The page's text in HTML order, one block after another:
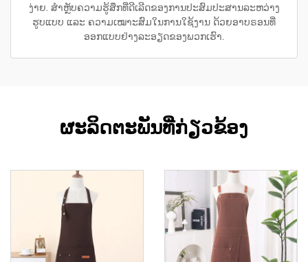
ງ່າຍ. ສຳຫຼັບຄວາມຮູ້ສຶກທີ່ດີເລີດຂອງການປະສົມປະສານລະຫວ່າງ
ຮູບແບບ ແລະ ຄວາມເໝາະສົມໃນການໃຊ້ງານ ດ້ວຍອາບຣອນທີ່
ອອກແບບຢ່າງລະອຽດຂອງພວກເຮົາ.
ຜະລິດຕະພັນທີ່ກ່ຽວຂ້ອງ